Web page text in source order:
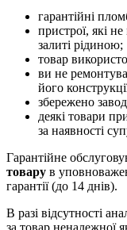
гарантійні
пристрої, які
залиті рідиною;
товар
ви не
його
збережено
деякі товари
за наявності
Гарантійне
товару в
гарантії (до 14 днів).
В разі відсутності